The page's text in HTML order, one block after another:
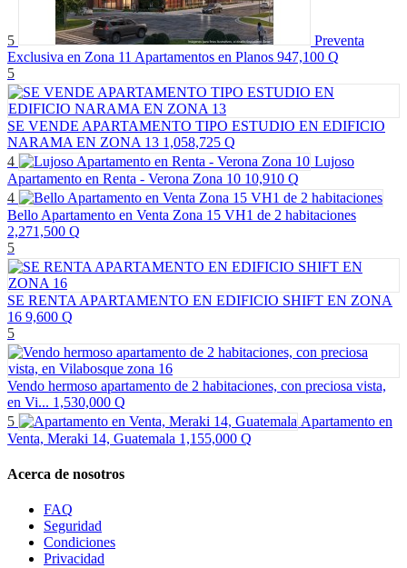
5
Preventa
Exclusiva en Zona 11 Apartamentos en Planos 947,100 Q
5
SE VENDE APARTAMENTO TIPO ESTUDIO EN EDIFICIO
NARAMA EN ZONA 13 1,058,725 Q
4
Lujoso
Apartamento en Renta - Verona Zona 10 10,910 Q
4
Bello Apartamento en Venta Zona 15 VH1 de 2 habitaciones
2,271,500 Q
5
SE RENTA APARTAMENTO EN EDIFICIO SHIFT EN ZONA
16 9,600 Q
5
Vendo hermoso apartamento de 2 habitaciones, con preciosa vista,
en Vi... 1,530,000 Q
5
Apartamento en
Venta, Meraki 14, Guatemala 1,155,000 Q
Acerca de nosotros
FAQ
Seguridad
Condiciones
Privacidad